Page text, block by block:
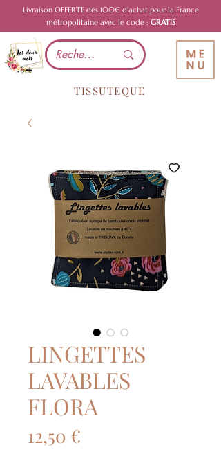
Livraison OFFERTE dès 100€ d'achat pour la France
métropolitaine avec le code : GRATIS
TISSUTEQUE
LINGETTES
LAVABLES
FLORA
12,50 €